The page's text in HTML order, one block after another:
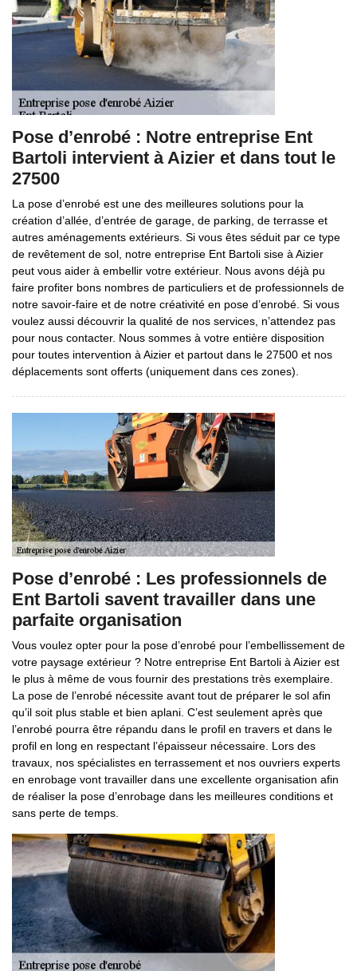
Pose d’enrobé : Notre entreprise Ent
Bartoli intervient à Aizier et dans tout le
27500
La pose d’enrobé est une des meilleures solutions pour la
création d’allée, d’entrée de garage, de parking, de terrasse et
autres aménagements extérieurs. Si vous êtes séduit par ce type
de revêtement de sol, notre entreprise Ent Bartoli sise à Aizier
peut vous aider à embellir votre extérieur. Nous avons déjà pu
faire profiter bons nombres de particuliers et de professionnels de
notre savoir-faire et de notre créativité en pose d’enrobé. Si vous
voulez aussi découvrir la qualité de nos services, n’attendez pas
pour nous contacter. Nous sommes à votre entière disposition
pour toutes intervention à Aizier et partout dans le 27500 et nos
déplacements sont offerts (uniquement dans ces zones).
Pose d’enrobé : Les professionnels de
Ent Bartoli savent travailler dans une
parfaite organisation
Vous voulez opter pour la pose d’enrobé pour l’embellissement de
votre paysage extérieur ? Notre entreprise Ent Bartoli à Aizier est
le plus à même de vous fournir des prestations très exemplaire.
La pose de l’enrobé nécessite avant tout de préparer le sol afin
qu’il soit plus stable et bien aplani. C’est seulement après que
l’enrobé pourra être répandu dans le profil en travers et dans le
profil en long en respectant l’épaisseur nécessaire. Lors des
travaux, nos spécialistes en terrassement et nos ouvriers experts
en enrobage vont travailler dans une excellente organisation afin
de réaliser la pose d’enrobage dans les meilleures conditions et
sans perte de temps.